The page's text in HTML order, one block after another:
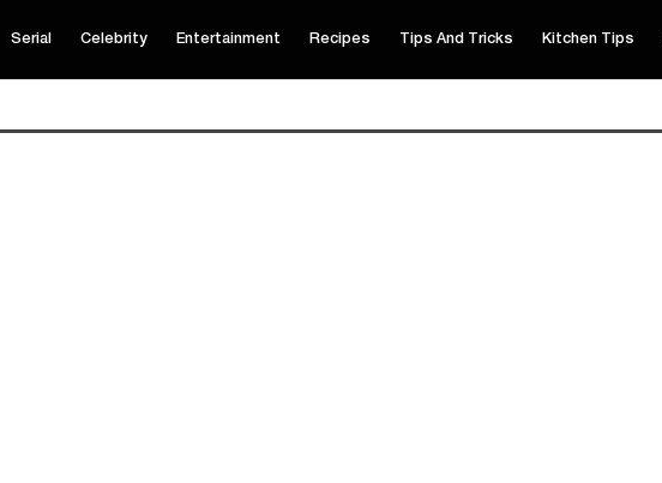
Serial Celebrity Entertainment Recipes Tips And Tricks Kitchen Tips